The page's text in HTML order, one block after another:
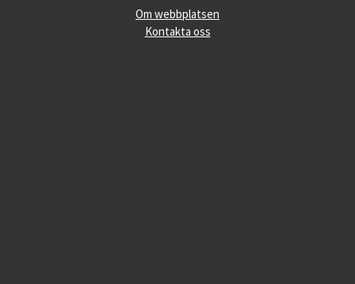
Om webbplatsen
Kontakta oss